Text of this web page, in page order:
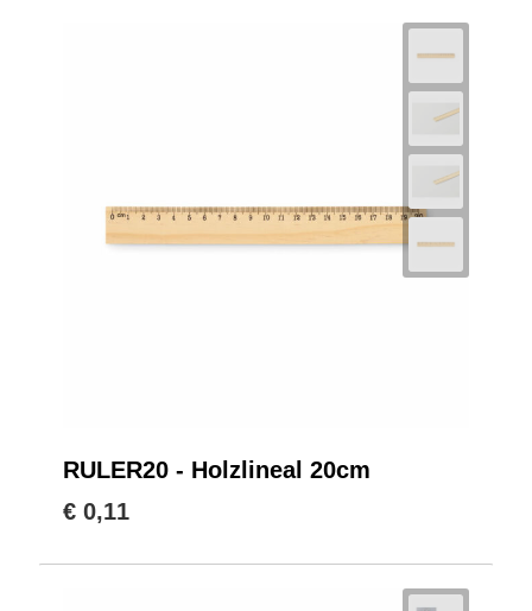
RULER20 - Holzlineal 20cm
€ 0,11